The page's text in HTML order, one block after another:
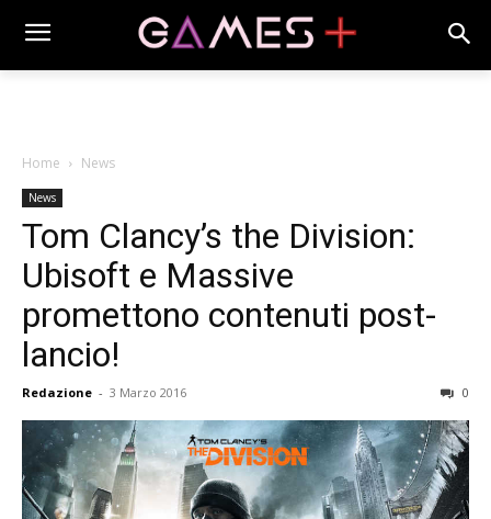
Home News
News
Tom Clancy’s the Division:
Ubisoft e Massive
promettono contenuti post-
lancio!
Redazione - 3 Marzo 2016 0